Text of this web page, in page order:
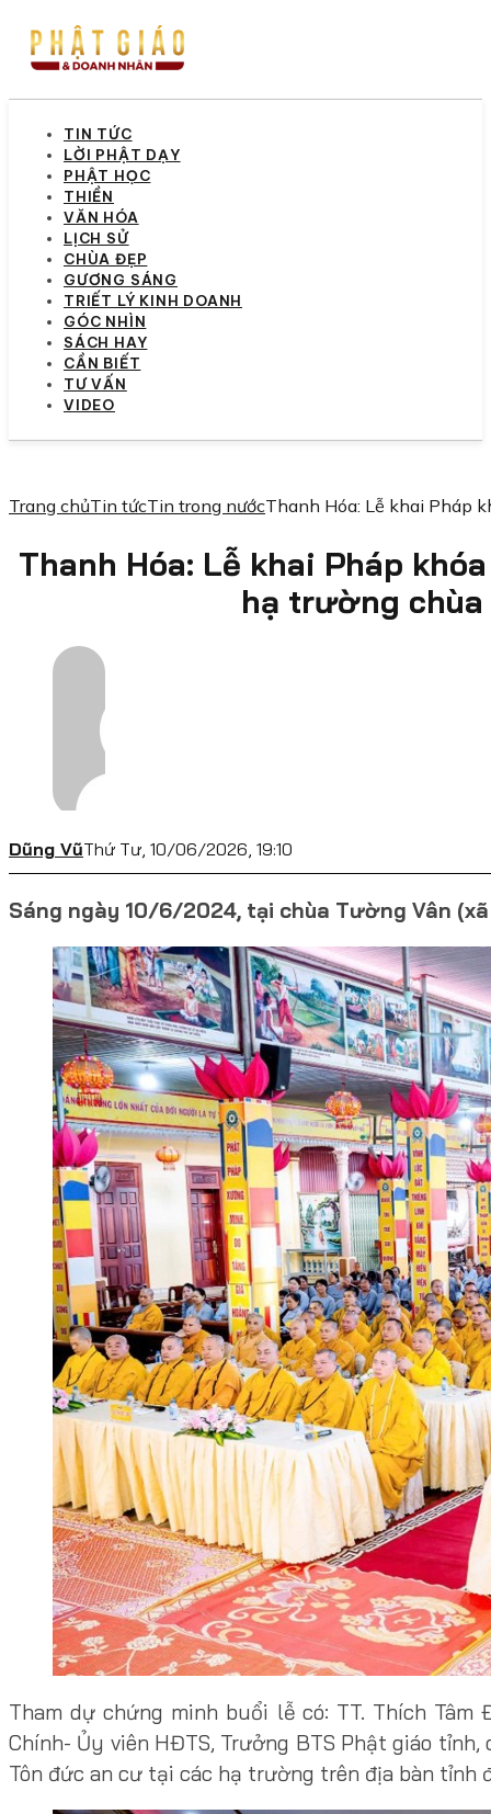
TIN TỨC
LỜI PHẬT DẠY
PHẬT HỌC
THIỀN
VĂN HÓA
LỊCH SỬ
CHÙA ĐẸP
GƯƠNG SÁNG
TRIẾT LÝ KINH DOANH
GÓC NHÌN
SÁCH HAY
CẦN BIẾT
TƯ VẤN
VIDEO
Trang chủTin tứcTin trong nướcThanh Hóa: Lễ khai Pháp
Thanh Hóa: Lễ khai Pháp
hạ trường
Dũng VũThứ Tư, 10/06/2026, 19:10
Sáng ngày 10/6/2024, tại chùa Tường Vân
Tham dự chứng minh buổi lễ có: TT. Thích
Chính- Ủy viên HĐTS, Trưởng BTS Phật giáo
Tôn đức an cư tại các hạ trường trên địa bàn tỉnh